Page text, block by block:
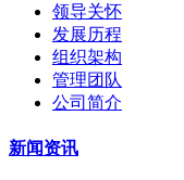
领导关怀
发展历程
组织架构
管理团队
公司简介
新闻资讯